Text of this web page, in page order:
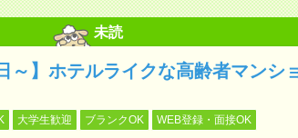
未読
～】ホテルライクな高齢者マンシ
大学生歓迎 ブランクOK WEB登録・面接OK